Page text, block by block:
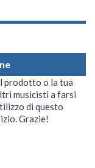
prodotto o la tua
musicisti a farsi
di questo
Grazie!